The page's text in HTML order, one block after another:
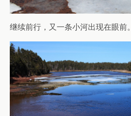
继续前行，又一条小河出现在眼前。